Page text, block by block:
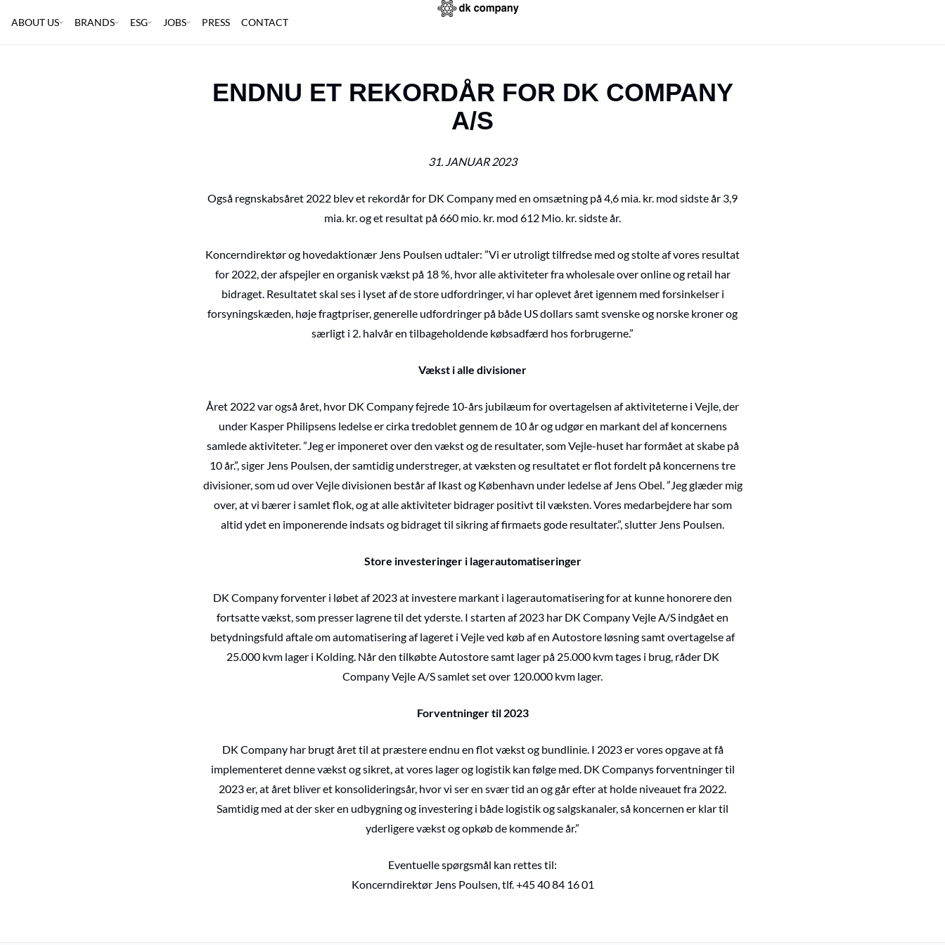
ABOUT US BRANDS ESG JOBS PRESS CONTACT
ENDNU ET REKORDÅR FOR DK COMPANY
A/S
31. JANUAR 2023
Også regnskabsåret 2022 blev et rekordår for DK Company med en omsætning på 4,6 mia. kr. mod sidste år 3,9
mia. kr. og et resultat på 660 mio. kr. mod 612 Mio. kr. sidste år.
Koncerndirektør og hovedaktionær Jens Poulsen udtaler: ”Vi er utroligt tilfredse med og stolte af vores resultat
for 2022, der afspejler en organisk vækst på 18 %, hvor alle aktiviteter fra wholesale over online og retail har
bidraget. Resultatet skal ses i lyset af de store udfordringer, vi har oplevet året igennem med forsinkelser i
forsyningskæden, høje fragtpriser, generelle udfordringer på både US dollars samt svenske og norske kroner og
særligt i 2. halvår en tilbageholdende købsadfærd hos forbrugerne.”
Vækst i alle divisioner
Året 2022 var også året, hvor DK Company fejrede 10-års jubilæum for overtagelsen af aktiviteterne i Vejle, der
under Kasper Philipsens ledelse er cirka tredoblet gennem de 10 år og udgør en markant del af koncernens
samlede aktiviteter. ”Jeg er imponeret over den vækst og de resultater, som Vejle-huset har formået at skabe på
10 år.”, siger Jens Poulsen, der samtidig understreger, at væksten og resultatet er flot fordelt på koncernens tre
divisioner, som ud over Vejle divisionen består af Ikast og København under ledelse af Jens Obel. ”Jeg glæder mig
over, at vi bærer i samlet flok, og at alle aktiviteter bidrager positivt til væksten. Vores medarbejdere har som
altid ydet en imponerende indsats og bidraget til sikring af firmaets gode resultater.”, slutter Jens Poulsen.
Store investeringer i lagerautomatiseringer
DK Company forventer i løbet af 2023 at investere markant i lagerautomatisering for at kunne honorere den
fortsatte vækst, som presser lagrene til det yderste. I starten af 2023 har DK Company Vejle A/S indgået en
betydningsfuld aftale om automatisering af lageret i Vejle ved køb af en Autostore løsning samt overtagelse af
25.000 kvm lager i Kolding. Når den tilkøbte Autostore samt lager på 25.000 kvm tages i brug, råder DK
Company Vejle A/S samlet set over 120.000 kvm lager.
Forventninger til 2023
DK Company har brugt året til at præstere endnu en flot vækst og bundlinie. I 2023 er vores opgave at få
implementeret denne vækst og sikret, at vores lager og logistik kan følge med. DK Companys forventninger til
2023 er, at året bliver et konsolideringsår, hvor vi ser en svær tid an og går efter at holde niveauet fra 2022.
Samtidig med at der sker en udbygning og investering i både logistik og salgskanaler, så koncernen er klar til
yderligere vækst og opkøb de kommende år.”
Eventuelle spørgsmål kan rettes til:
Koncerndirektør Jens Poulsen, tlf. +45 40 84 16 01